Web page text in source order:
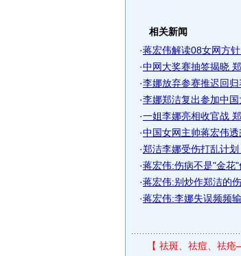
相关新闻
·蒋宏伟解读08女网方
·中网大奖赛抽签揭晓
·李娜放弃参赛推迟回
·李娜郑洁复出参加中国
·一姐李娜亮相收官战
·中国女网主帅蒋宏伟透
·郑洁李娜受伤打乱计
·蒋宏伟:伤病不是"金花
·蒋宏伟:别炒作郑洁的
·蒋宏伟:李娜失误频频
【 祛斑、祛痘、祛疮